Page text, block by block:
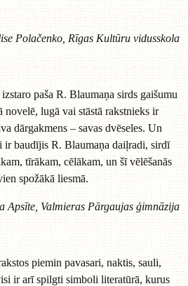
Polačenko, Rīgas Kultūru vidusskola
paša R. Blaumaņa sirds gaišumu
novelē, lugā vai stāstā rakstnieks ir
dārgakmens – savas dvēseles. Un
ir baudījis R. Blaumaņa daiļradi, sirdī
tīrākam, cēlākam, un šī vēlēšanās
spožākā liesmā.
Apsīte, Valmieras Pārgaujas ģimnāzija
piemin pavasari, naktis, sauli,
ir arī spilgti simboli literatūrā, kurus